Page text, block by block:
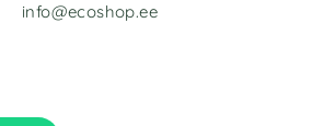
info@ecoshop.ee